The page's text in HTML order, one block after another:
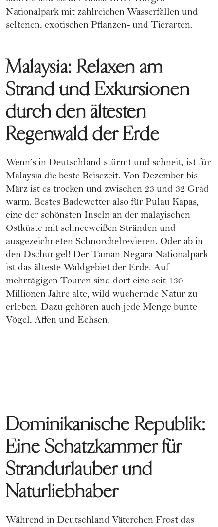
Nationalpark mit zahlreichen Wasserfällen und
seltenen, exotischen Pflanzen- und Tierarten.
Malaysia: Relaxen am
Strand und Exkursionen
durch den ältesten
Regenwald der Erde
Wenn’s in Deutschland stürmt und schneit, ist für
Malaysia die beste Reisezeit. Von Dezember bis
März ist es trocken und zwischen 23 und 32 Grad
warm. Bestes Badewetter also für Pulau Kapas,
eine der schönsten Inseln an der malayischen
Ostküste mit schneeweißen Stränden und
ausgezeichneten Schnorchelrevieren. Oder ab in
den Dschungel! Der Taman Negara Nationalpark
ist das älteste Waldgebiet der Erde. Auf
mehrtägigen Touren sind dort eine seit 130
Millionen Jahre alte, wild wuchernde Natur zu
erleben. Dazu gehören auch jede Menge bunte
Vögel, Affen und Echsen.
Dominikanische Republik:
Eine Schatzkammer für
Strandurlauber und
Naturliebhaber
Während in Deutschland Väterchen Frost das